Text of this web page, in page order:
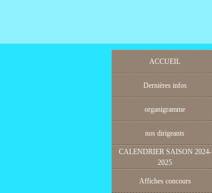
ACCUEIL
Dernières infos
organigramme
nos dirigeants
CALENDRIER SAISON 2024-
2025
Affiches concours